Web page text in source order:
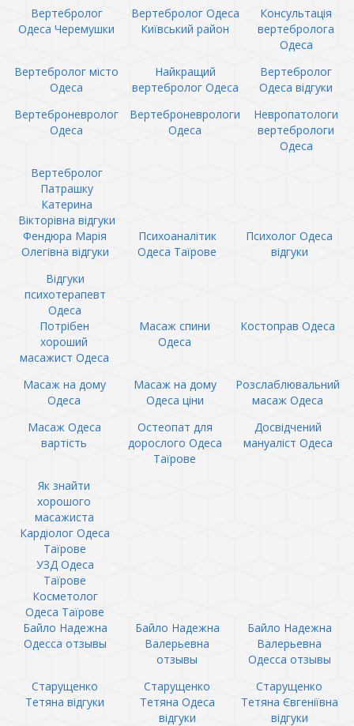
Вертебролог
Одеса Черемушки
Вертебролог Одеса
Київський район
Консультація
вертебролога
Одеса
Вертебролог місто
Одеса
Найкращий
вертебролог Одеса
Вертебролог
Одеса відгуки
Вертеброневролог
Одеса
Вертеброневрологи
Одеса
Невропатологи
вертебрологи
Одеса
Вертебролог
Патрашку
Катерина
Вікторівна відгуки
Фендюра Марія
Олегівна відгуки
Психоаналітик
Одеса Таїрове
Психолог Одеса
відгуки
Відгуки
психотерапевт
Одеса
Потрібен
хороший
масажист Одеса
Масаж спини
Одеса
Костоправ Одеса
Масаж на дому
Одеса
Масаж на дому
Одеса ціни
Розслаблювальний
масаж Одеса
Масаж Одеса
вартість
Остеопат для
дорослого Одеса
Таїрове
Досвідчений
мануаліст Одеса
Як знайти
хорошого
масажиста
Кардіолог Одеса
Таїрове
УЗД Одеса
Таїрове
Косметолог
Одеса Таїрове
Байло Надежна
Одесса отзывы
Байло Надежна
Валерьевна
отзывы
Байло Надежна
Валерьевна
Одесса отзывы
Старущенко
Тетяна відгуки
Старущенко
Тетяна Одеса
відгуки
Старущенко
Тетяна Євгеніївна
відгуки